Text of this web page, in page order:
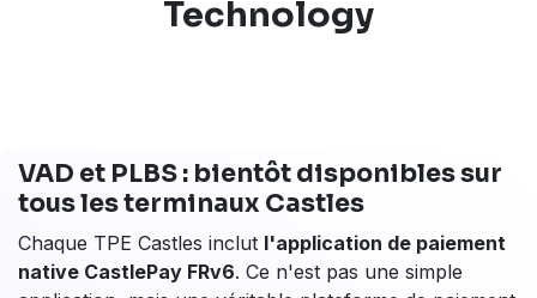
(Ticket Restaurant)
Son lecteur NFC gère ces cartes sans friction,
complexité des anciens tickets papier. LeS1F4 Kest
l'outil idéal pour les professionnels de la restauration